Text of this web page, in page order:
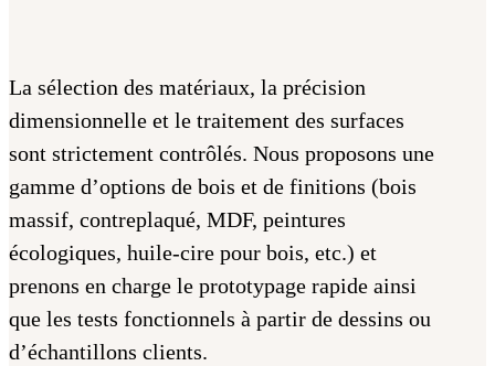
La sélection des matériaux, la précision
dimensionnelle et le traitement des surfaces
sont strictement contrôlés. Nous proposons une
gamme d’options de bois et de finitions (bois
massif, contreplaqué, MDF, peintures
écologiques, huile-cire pour bois, etc.) et
prenons en charge le prototypage rapide ainsi
que les tests fonctionnels à partir de dessins ou
d’échantillons clients.